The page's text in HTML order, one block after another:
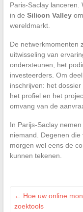
Paris-Saclay lanceren.
in de Silicon Valleyom
wereldmarkt.
De netwerkmomenten
uitwisseling van
ondersteunen, het
investeerders. Om
inschrijven: het
het profiel en het
omvang van de
In Parijs-Saclay
niemand. Degenen
morgen wel eens de
kunnen tekenen.
← Hoe uw online
zoektools